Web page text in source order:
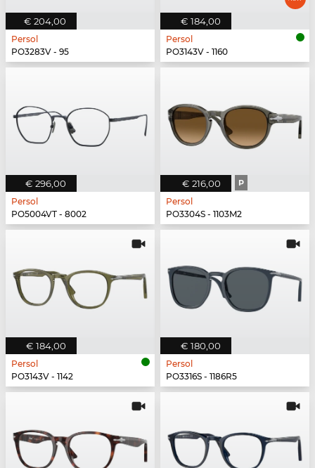
€ 204,00
Persol
PO3283V - 95
€ 184,00
Persol
PO3143V - 1160
€ 296,00
Persol
PO5004VT - 8002
€ 216,00 P
Persol
PO3304S - 1103M2
€ 184,00
Persol
PO3143V - 1142
€ 180,00
Persol
PO3316S - 1186R5